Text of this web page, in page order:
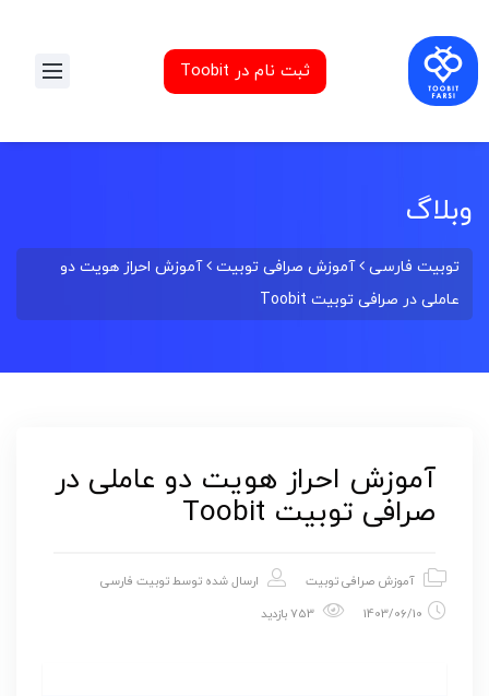
ثبت نام در Toobit
وبلاگ
توبیت فارسی آموزش صرافی توبیت
آموزش احراز هویت دو
عاملی در صرافی توبیت Toobit
آموزش احراز هویت دو عاملی در
صرافی توبیت Toobit
آموزش صرافی توبیت ارسال شده توسطتوبیت فارسی
1403/06/10